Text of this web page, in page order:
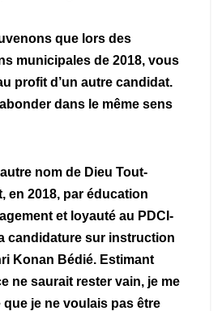
que lors des
municipales de 2018, vous
profit d’un autre candidat.
dans le même sens
nom de Dieu Tout-
en 2018, par éducation
et loyauté au PDCI-
candidature sur instruction
Konan Bédié. Estimant
ne saurait rester vain, je me
je ne voulais pas être